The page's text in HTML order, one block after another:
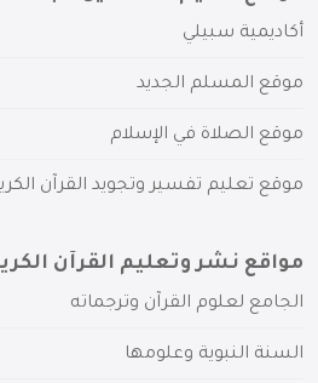
أكاديمية سبيلي
موقع المسلم الجديد
موقع الصلاة في الإسلام
موقع تعليم تفسير وتجويد القرآن
مواقع نشر وتعليم القرآن
الجامع لعلوم القرآن وترجماته
السنة النبوية وعلومها